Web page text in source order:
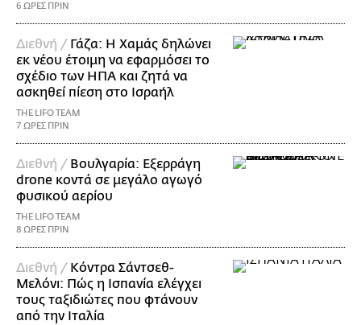
6 ΩΡΕΣ ΠΡΙΝ
Διεθνή / Γάζα: Η Χαμάς δηλώνει
εκ νέου έτοιμη να εφαρμόσει το
σχέδιο των ΗΠΑ και ζητά να
ασκηθεί πίεση στο Ισραήλ
THE LIFO TEAM
7 ΩΡΕΣ ΠΡΙΝ
Διεθνή / Βουλγαρία: Εξερράγη
drone κοντά σε μεγάλο αγωγό
φυσικού αερίου
THE LIFO TEAM
8 ΩΡΕΣ ΠΡΙΝ
Διεθνή / Κόντρα Σάντσεθ-
Μελόνι: Πώς η Ισπανία ελέγχει
τους ταξιδιώτες που φτάνουν
από την Ιταλία